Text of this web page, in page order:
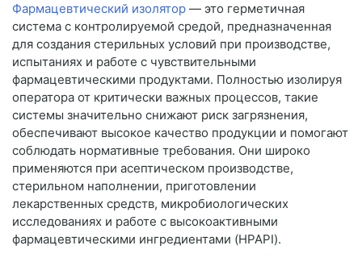
Фармацевтический изолятор — это герметичная
система с контролируемой средой, предназначенная
для создания стерильных условий при производстве,
испытаниях и работе с чувствительными
фармацевтическими продуктами. Полностью изолируя
оператора от критически важных процессов, такие
системы значительно снижают риск загрязнения,
обеспечивают высокое качество продукции и помогают
соблюдать нормативные требования. Они широко
применяются при асептическом производстве,
стерильном наполнении, приготовлении
лекарственных средств, микробиологических
исследованиях и работе с высокоактивными
фармацевтическими ингредиентами (HPAPI).